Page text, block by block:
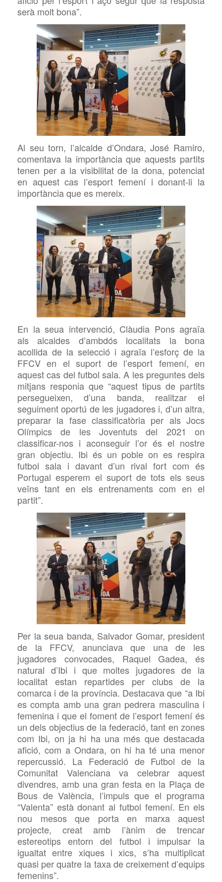
serà molt bona”.
Al seu torn, l’alcalde d’Ondara, José Ramiro,
comentava la importància que aquests partits
tenen per a la visibilitat de la dona, potenciat
en aquest cas l’esport femení i donant-li la
importància que es mereix.
En la seua intervenció, Clàudia Pons agraïa
als alcaldes d’ambdós localitats la bona
acollida de la selecció i agraïa l’esforç de la
FFCV en el suport de l’esport femení, en
aquest cas del futbol sala. A les preguntes dels
mitjans responia que “aquest tipus de partits
persegueixen, d’una banda, realitzar el
seguiment oportú de les jugadores i, d’un altra,
preparar la fase classificatòria per als Jocs
Olímpics de les Joventuts del 2021 on
classificar-nos i aconseguir l’or és el nostre
gran objectiu. Ibi és un poble on es respira
futbol sala i davant d’un rival fort com és
Portugalesperem el suport de tots els seus
veïns tant en els entrenaments com en el
partit”.
Per la seua banda, Salvador Gomar, president
de la FFCV, anunciava que una de les
jugadores convocades, Raquel Gadea, és
natural d’Ibi i que moltes jugadores de la
localitat estan repartides per clubs de la
comarca i de la província. Destacava que “a Ibi
es compta amb una gran pedrera masculina i
femenina i que el foment de l’esport femení és
un dels objectius de la federació, tant en zones
com Ibi, on ja hi ha una més que destacada
afició, com a Ondara, on hi ha té una menor
repercussió. La Federació de Futbol de la
Comunitat Valenciana va celebrar aquest
divendres, amb una gran festa en la Plaça de
Bous de València, l’impuls que el programa
“Valenta” està donant al futbol femení. En els
nou mesos que porta en marxa aquest
projecte, creat amb l’ànim de trencar
estereotips entorn del futbol i impulsar la
igualtat entre xiques i xics, s’ha multiplicat
quasi per quatre la taxa de creixement d’equips
femenins”.